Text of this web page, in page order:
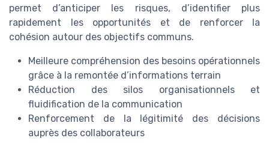
permet d’anticiper les risques, d’identifier plus
rapidement les opportunités et de renforcer la
cohésion autour des objectifs communs.
Meilleure compréhension des besoins opérationnels
grâce à la remontée d’informations terrain
Réduction des silos organisationnels et
fluidification de la communication
Renforcement de la légitimité des décisions
auprès des collaborateurs